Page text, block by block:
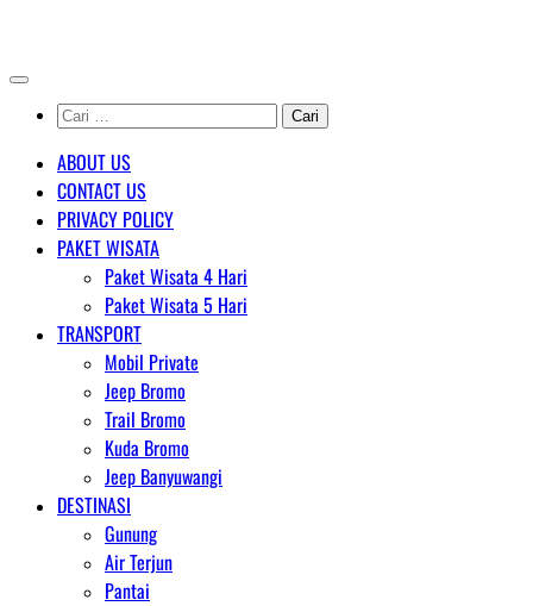
content
Cari
untuk:
ABOUT US
CONTACT US
PRIVACY POLICY
PAKET WISATA
Paket Wisata 4 Hari
Paket Wisata 5 Hari
TRANSPORT
Mobil Private
Jeep Bromo
Trail Bromo
Kuda Bromo
Jeep Banyuwangi
DESTINASI
Gunung
Air Terjun
Pantai